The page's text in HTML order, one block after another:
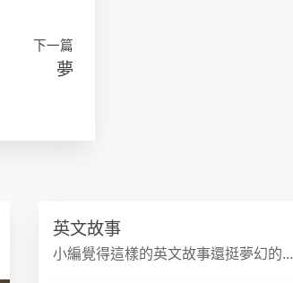
下一篇
夢
英文故事
小編覺得這樣的英文故事還挺夢幻的...